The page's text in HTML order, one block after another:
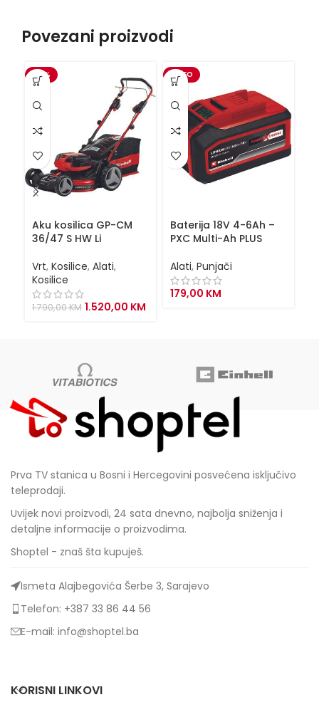
Povezani proizvodi
-15%
Aku kosilica GP-CM
36/47 S HW Li
Vrt, Kosilice, Alati,
Kosilice
1.790,00KM Original
1.520,00 KM
VIDEO
Baterija 18V 4-6Ah –
PXC Multi-Ah PLUS
Alati, Punjači
179,00 KM
Prva TV stanica u Bosni i Hercegovini posvećena isključivo
teleprodaji.
Uvijek novi proizvodi, 24 sata dnevno, najbolja sniženja i
detaljne informacije o proizvodima.
Shoptel - znaš šta kupuješ.
Ismeta Alajbegovića Šerbe 3, Sarajevo
Telefon: +387 33 86 44 56
E-mail: info@shoptel.ba
KORISNI LINKOVI